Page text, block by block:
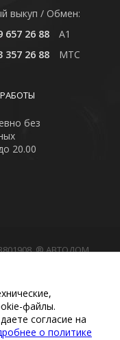
выкуп / Обмен:
657 26 88
A1
357 26 88
MTC
без
20.00
® АВТОДОМ
характер
материалов
дизайна и
файлы.
согласие на
о политике